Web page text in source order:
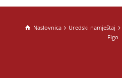
Naslovnica Uredski namještaj
Figo